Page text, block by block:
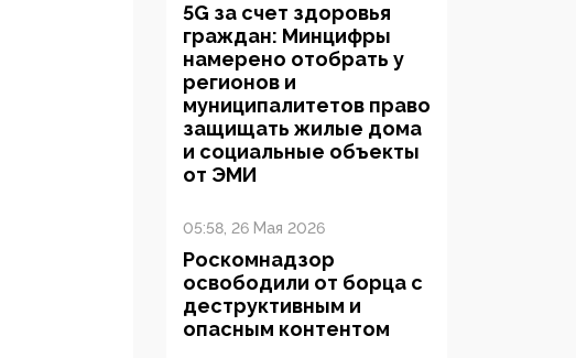
5G за счет здоровья
граждан: Минцифры
намерено отобрать у
регионов и
муниципалитетов право
защищать жилые дома
и социальные объекты
от ЭМИ
05:58, 26 Мая 2026
Роскомнадзор
освободили от борца с
деструктивным и
опасным контентом